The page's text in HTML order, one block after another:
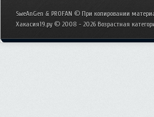
SweAnGen & PROFAN © При копировании
Хакасия19.ру © 2008 - 2026 Возрастная